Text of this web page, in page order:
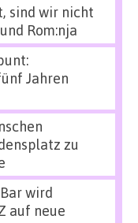
sind wir nicht
Rom:nja
Jahren
zu
wird
auf neue